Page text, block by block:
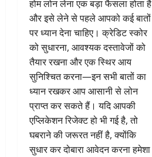
होम लोन लेना एक बड़ा फैसला होता है
और इसे लेने से पहले आपको कई बातों
पर ध्यान देना चाहिए। क्रेडिट स्कोर
को सुधारना, आवश्यक दस्तावेजों को
तैयार रखना और एक स्थिर आय
सुनिश्चित करना—इन सभी बातों का
ध्यान रखकर आप आसानी से लोन
प्राप्त कर सकते हैं। यदि आपकी
एप्लिकेशन रिजेक्ट हो भी गई है, तो
घबराने की जरूरत नहीं है, क्योंकि
सुधार कर दोबारा आवेदन करना हमेशा